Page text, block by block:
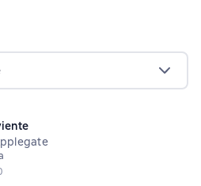
рейтинг 0 на основе 0 оценок